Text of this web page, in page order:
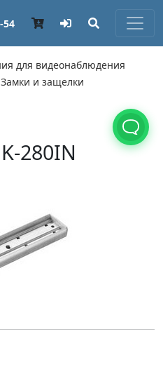
54
для видеонаблюдения
Замки и защелки
280IN